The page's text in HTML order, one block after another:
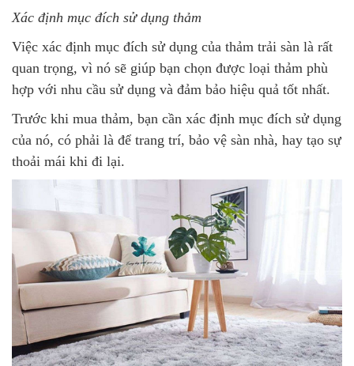
Xác định mục đích sử dụng thảm
Việc xác định mục đích sử dụng của thảm trải sàn là rất
quan trọng, vì nó sẽ giúp bạn chọn được loại thảm phù
hợp với nhu cầu sử dụng và đảm bảo hiệu quả tốt nhất.
Trước khi mua thảm, bạn cần xác định mục đích sử dụng
của nó, có phải là để trang trí, bảo vệ sàn nhà, hay tạo sự
thoải mái khi đi lại.